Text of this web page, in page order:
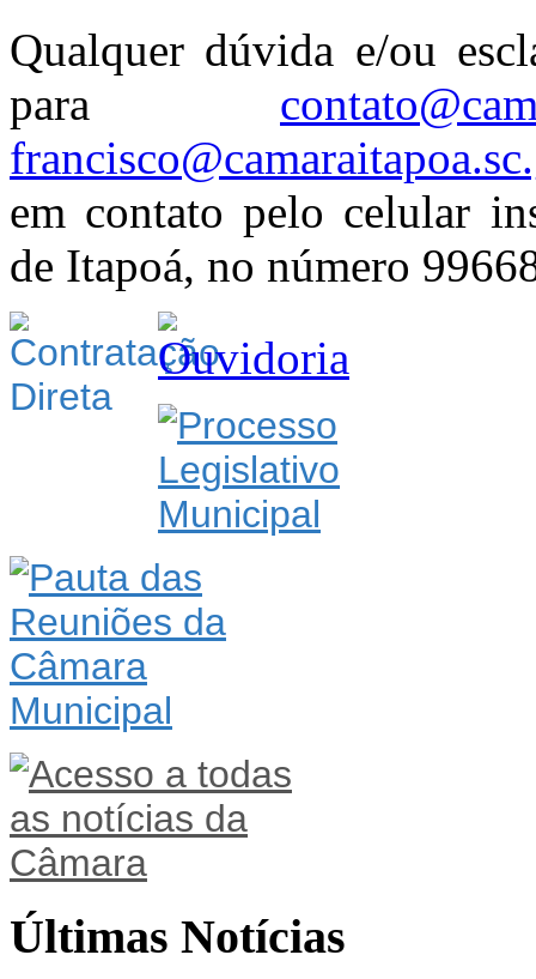
Qualquer dúvida e/ou
para
em contato pelo celular
de Itapoá, no número
Últimas Notícias